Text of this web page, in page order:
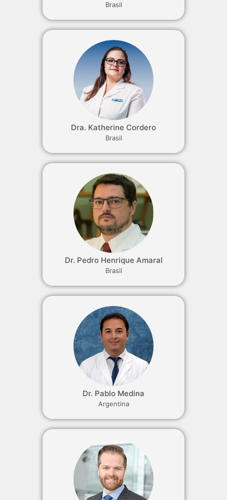
Brasil
Dra. Katherine Cordero
Brasil
Dr. Pedro Henrique Amaral
Brasil
Dr. Pablo Medina
Argentina